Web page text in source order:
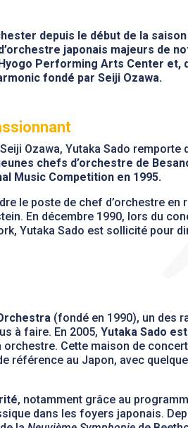
depuis le début de la saison
japonais majeurs de
Performing Arts Center et,
fondé par Seiji Ozawa.
Ozawa, Yutaka Sado remporte
chefs d’orchestre de
Music Competition en 1995.
le poste de chef d’orchestre en
En décembre 1990, lors du
Yutaka Sado est sollicité pour
(fondé en 1990), un des
à faire. En 2005, Yutaka Sado
orchestre. Cette maison de
référence au Japon, avec
, notamment grâce au
dans les foyers japonais.